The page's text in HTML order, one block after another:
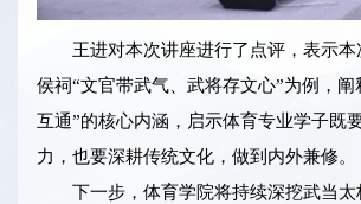
王进对本次讲座进行了点评，表示
侯祠“文官带武气、武将存文心”为例，
互通”的核心内涵，启示体育专业学子既
力，也要深耕传统文化，做到内外兼修。
下一步，体育学院将持续深挖武当